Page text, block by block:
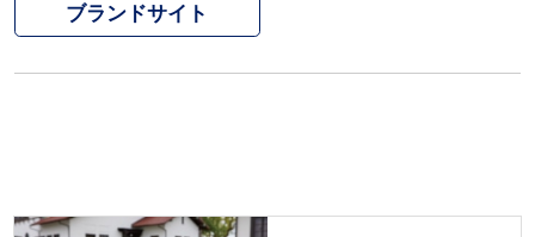
ブランドサイト